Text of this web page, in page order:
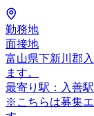
勤務地
面接地
富山県下新川郡
ます。
最寄り駅：入善
※こちらは募集